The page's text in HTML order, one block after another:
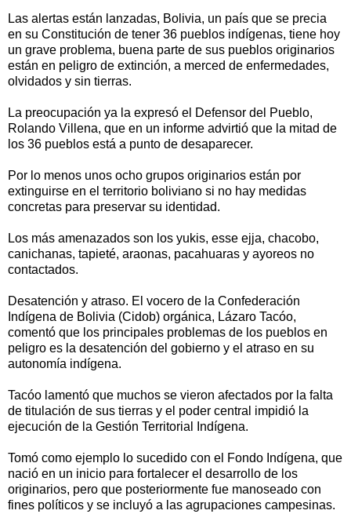
Las alertas están lanzadas, Bolivia, un país que se precia
en su Constitución de tener 36 pueblos indígenas, tiene hoy
un grave problema, buena parte de sus pueblos originarios
están en peligro de extinción, a merced de enfermedades,
olvidados y sin tierras.
La preocupación ya la expresó el Defensor del Pueblo,
Rolando Villena, que en un informe advirtió que la mitad de
los 36 pueblos está a punto de desaparecer.
Por lo menos unos ocho grupos originarios están por
extinguirse en el territorio boliviano si no hay medidas
concretas para preservar su identidad.
Los más amenazados son los yukis, esse ejja, chacobo,
canichanas, tapieté, araonas, pacahuaras y ayoreos no
contactados.
Desatención y atraso. El vocero de la Confederación
Indígena de Bolivia (Cidob) orgánica, Lázaro Tacóo,
comentó que los principales problemas de los pueblos en
peligro es la desatención del gobierno y el atraso en su
autonomía indígena.
Tacóo lamentó que muchos se vieron afectados por la falta
de titulación de sus tierras y el poder central impidió la
ejecución de la Gestión Territorial Indígena.
Tomó como ejemplo lo sucedido con el Fondo Indígena, que
nació en un inicio para fortalecer el desarrollo de los
originarios, pero que posteriormente fue manoseado con
fines políticos y se incluyó a las agrupaciones campesinas.